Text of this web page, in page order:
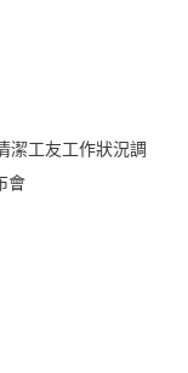
潔工友工作狀況調
會